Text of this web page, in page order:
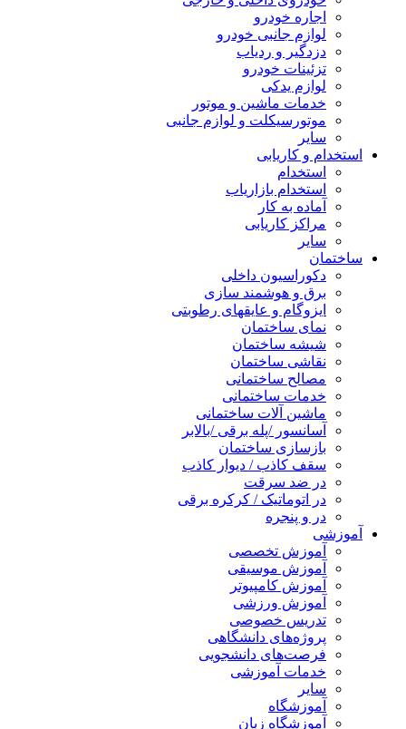
اجاره خودرو
لوازم جانبی خودرو
دزدگیر و ردیاب
تزئینات خودرو
لوازم یدکی
خدمات ماشین و موتور
موتورسیکلت و لوازم جانبی
سایر
استخدام و کاریابی
استخدام
استخدام بازاریاب
آماده به کار
مراکز کاریابی
سایر
ساختمان
دکوراسیون داخلی
برق و هوشمند سازی
ایزوگام و عایقهای رطوبتی
نمای ساختمان
شیشه ساختمان
نقاشی ساختمان
مصالح ساختمانی
خدمات ساختمانی
ماشین آلات ساختمانی
آسانسور /پله برقی /بالابر
بازسازی ساختمان
سقف کاذب / دیوار کاذب
در ضد سرقت
در اتوماتیک / کرکره برقی
در و پنجره
آموزشی
آموزش تخصصی
آموزش موسیقی
آموزش کامپیوتر
آموزش ورزشی
تدریس خصوصی
پروژه‌های دانشگاهی
فرصت‌های دانشجویی
خدمات آموزشی
سایر
آموزشگاه
آموزشگاه زبان